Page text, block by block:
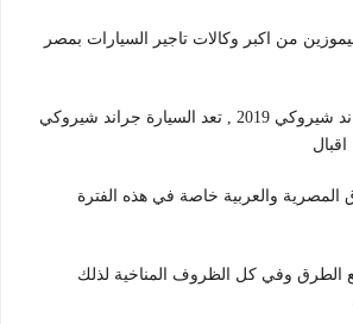
من اكبر وكالات تاجير السيارات بمصر
لذلك سيارة جيب جراند شيروكي 2019 , تعد السيارة جراند شيروكي
المصرية والعربية خاصة في هذه الفترة
الطرق وفي كل الظروف المناخية لذلك